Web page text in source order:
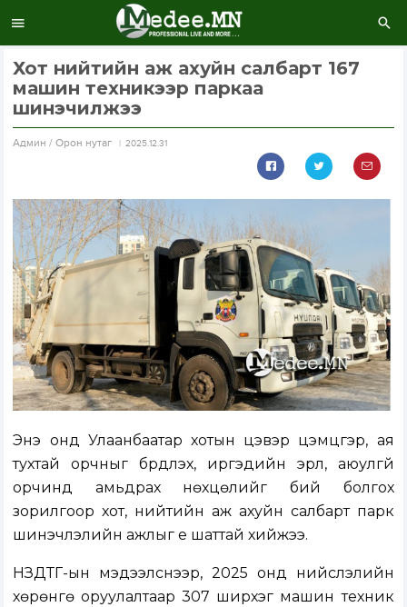
Хот нийтийн аж ахуйн салбарт 167
машин техникээр паркаа
шинэчилжээ
Aдмин / Орон нутаг 2025.12.31
Энэ онд Улаанбаатар хотын цэвэр цэмцгэр, ая
тухтай орчныг бүрдүүлэх, иргэдийн эрүүл, аюулгүй
орчинд амьдрах нөхцөлийг бий болгох
зорилгоор хот, нийтийн аж ахуйн салбарт парк
шинэчлэлийн ажлыг үе шаттай хийжээ.
НЗДТГ-ын мэдээлснээр, 2025 онд нийслэлийн
хөрөнгө оруулалтаар 307 ширхэг машин техник